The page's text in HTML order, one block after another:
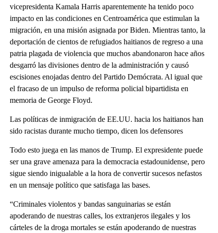
vicepresidenta Kamala Harris aparentemente ha tenido poco
impacto en las condiciones en Centroamérica que estimulan la
migración, en una misión asignada por Biden. Mientras tanto, la
deportación de cientos de refugiados haitianos de regreso a una
patria plagada de violencia que muchos abandonaron hace años
desgarró las divisiones dentro de la administración y causó
escisiones enojadas dentro del Partido Demócrata. Al igual que
el fracaso de un impulso de reforma policial bipartidista en
memoria de George Floyd.
Las políticas de inmigración de EE.UU. hacia los haitianos han
sido racistas durante mucho tiempo, dicen los defensores
Todo esto juega en las manos de Trump. El expresidente puede
ser una grave amenaza para la democracia estadounidense, pero
sigue siendo inigualable a la hora de convertir sucesos nefastos
en un mensaje político que satisfaga las bases.
“Criminales violentos y bandas sanguinarias se están
apoderando de nuestras calles, los extranjeros ilegales y los
cárteles de la droga mortales se están apoderando de nuestras